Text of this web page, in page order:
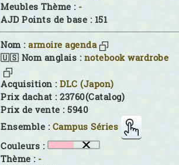
Meubles Thème : -
AJD Points de base : 151
Nom : armoire agenda
🇺🇸 Nom anglais : notebook wardrobe
Acquisition : DLC (Japon)
Prix dachat : 23760(Catalog)
Prix de vente : 5940
Ensemble : Campus Séries
Couleurs :
Thème : -